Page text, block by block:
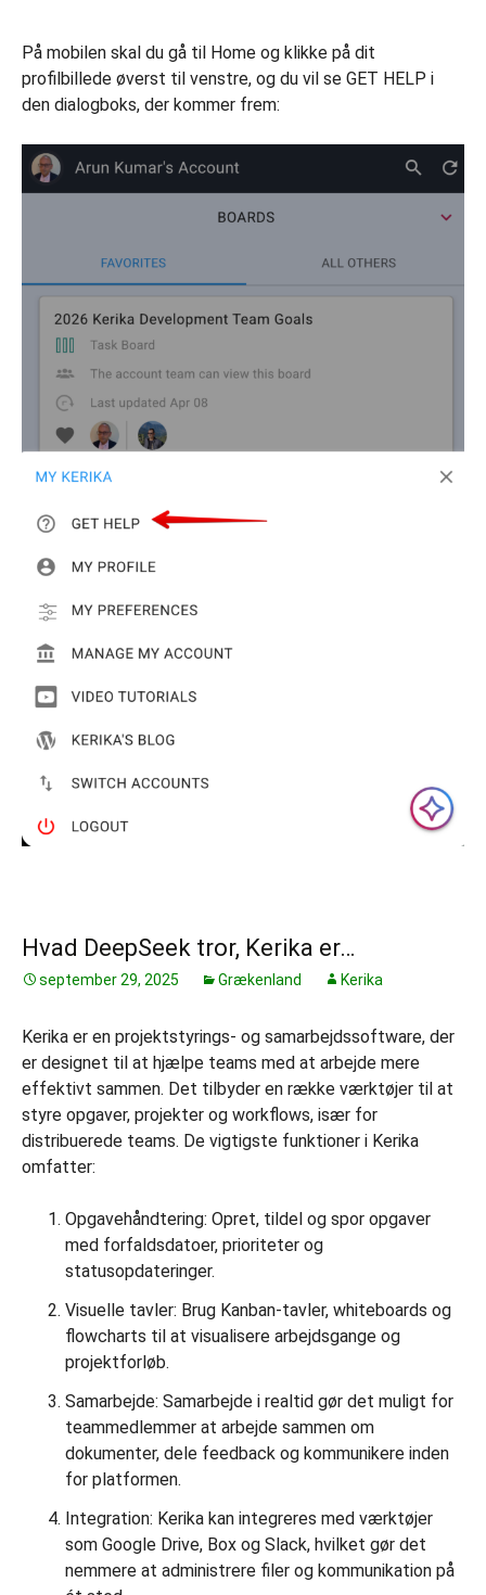
På mobilen skal du gå til Home og klikke på dit
profilbillede øverst til venstre, og du vil se GET HELP i
den dialogboks, der kommer frem:
Hvad DeepSeek tror, Kerika er…
september 29, 2025 Grækenland Kerika
Kerika er en projektstyrings- og samarbejdssoftware, der
er designet til at hjælpe teams med at arbejde mere
effektivt sammen. Det tilbyder en række værktøjer til at
styre opgaver, projekter og workflows, især for
distribuerede teams. De vigtigste funktioner i Kerika
omfatter:
Opgavehåndtering: Opret, tildel og spor opgaver
med forfaldsdatoer, prioriteter og
statusopdateringer.
Visuelle tavler: Brug Kanban-tavler, whiteboards og
flowcharts til at visualisere arbejdsgange og
projektforløb.
Samarbejde: Samarbejde i realtid gør det muligt for
teammedlemmer at arbejde sammen om
dokumenter, dele feedback og kommunikere inden
for platformen.
Integration: Kerika kan integreres med værktøjer
som Google Drive, Box og Slack, hvilket gør det
nemmere at administrere filer og kommunikation på